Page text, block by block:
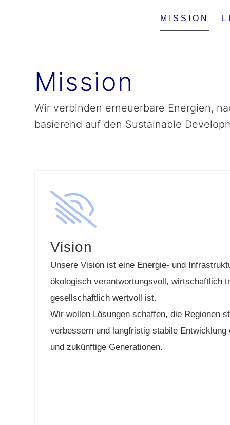
MISSION
Mission
Wir verbinden erneuerbare Energien,
basierend auf den Sustainable
Vision
Unsere Vision ist eine Energie- und
ökologisch verantwortungsvoll, wirtschaftlich
gesellschaftlich wertvoll ist.
Wir wollen Lösungen schaffen, die Regionen
verbessern und langfristig stabile Entwicklung
und zukünftige Generationen.